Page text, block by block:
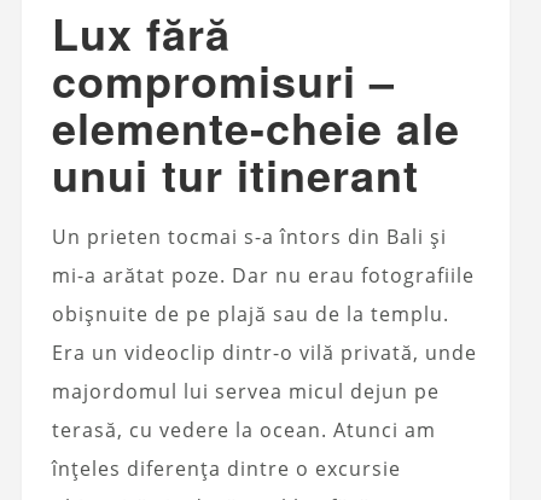
Lux fără
compromisuri –
elemente-cheie ale
unui tur itinerant
Un prieten tocmai s-a întors din Bali și
mi-a arătat poze. Dar nu erau fotografiile
obișnuite de pe plajă sau de la templu.
Era un videoclip dintr-o vilă privată, unde
majordomul lui servea micul dejun pe
terasă, cu vedere la ocean. Atunci am
înțeles diferența dintre o excursie